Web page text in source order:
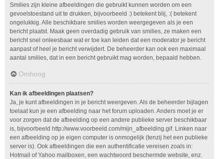
Smilies zijn kleine afbeeldingen die gebruikt kunnen worden om een
gevoelstoestand uit te drukken, bijvoorbeeld :) betekent blij, :( betekent
ongelukkig. Alle beschikbare smilies worden weergegeven als je een
bericht plaatst. Maak geen overdadig gebruik van smilies, ze maken een
bericht snel onleesbaar wat er toe kan leiden dat een moderator je bericht
aanpast of heel je bericht verwijdert. De beheerder kan ook een maximaal
aantal smilies, dat in een bericht gebruikt mag worden, bepaald hebben.
Omhoog
Kan ik afbeeldingen plaatsen?
Ja, je kunt afbeeldingen in je bericht weergeven. Als de beheerder bijlagen
toelaat kun je een afbeelding naar het forum uploaden. Anders moet je er
voor zorgen dat de afbeelding op een andere publieke server beschikbaar
is, bijvoorbeeld http://www.voorbeeld.com/mijn_afbeelding.gif. Linken naar
een afbeelding op je eigen computer is onmogelijk (tenzij het een publieke
server is). Ook afbeeldingen die een authentificatie vereisen zoals in:
Hotmail of Yahoo mailboxen, een wachtwoord beschermde website, enz.